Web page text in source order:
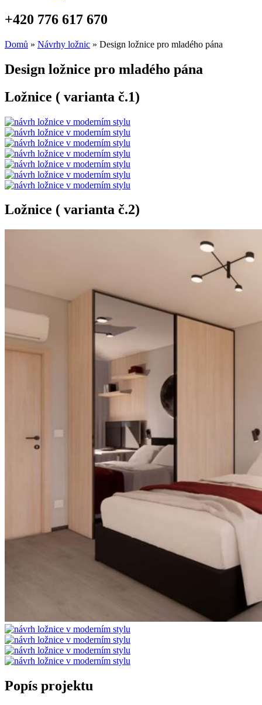
+420 776 617 670
Domů » Návrhy ložnic » Design ložnice pro mladého pána
Design ložnice pro mladého pána
Ložnice ( varianta č.1)
Ložnice ( varianta č.2)
Popís projektu